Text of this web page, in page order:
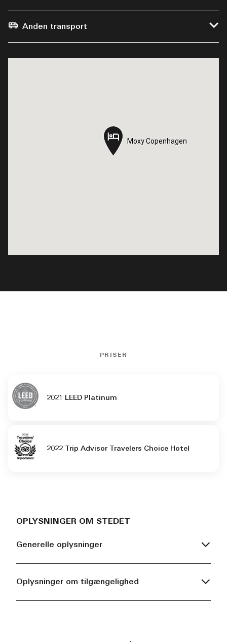
Anden transport
Moxy Copenhagen
Moxy Copenhagen
PRISER
2021 LEED Platinum
2022 Trip Advisor Travelers Choice Hotel
OPLYSNINGER OM STEDET
Generelle oplysninger
Oplysninger om tilgængelighed